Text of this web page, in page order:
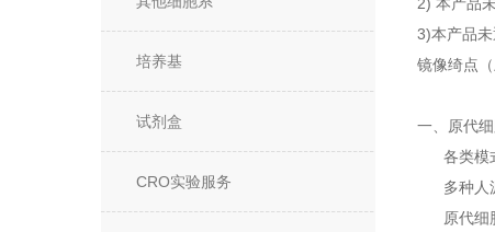
培养基
试剂盒
CRO实验服务
3)本产品
镜像绮点
一、原代
各类模式
多种人源
原代细胞